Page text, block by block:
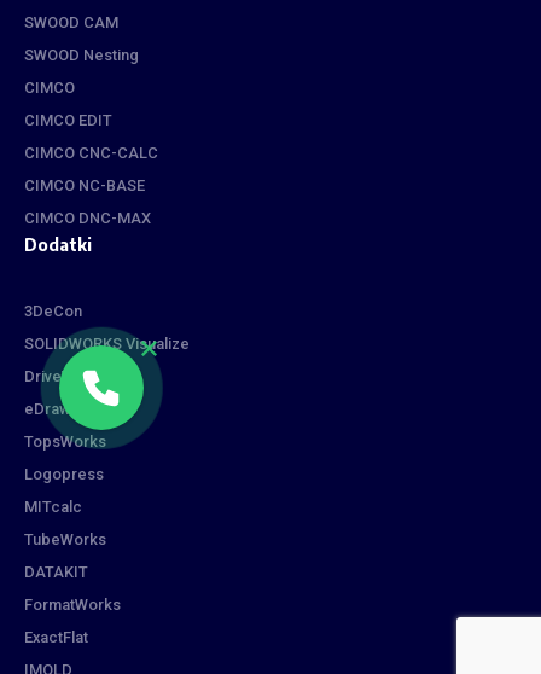
SWOOD CAM
SWOOD Nesting
CIMCO
CIMCO EDIT
CIMCO CNC-CALC
CIMCO NC-BASE
CIMCO DNC-MAX
Dodatki
3DeCon
SOLIDWORKS Visualize
DriveWorks
eDrawings
TopsWorks
Logopress
MITcalc
TubeWorks
DATAKIT
FormatWorks
ExactFlat
IMOLD